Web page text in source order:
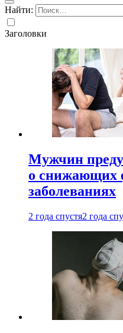
Найти:
Заголовки
Мужчин
о снижающих
заболеваниях
2 года спустя2 года